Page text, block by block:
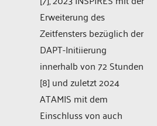
Erweiterung des
Zeitfensters bezüglich der
DAPT-Initiierung
innerhalb von 72 Stunden
[8] und zuletzt 2024
ATAMIS mit dem
Einschluss von auch